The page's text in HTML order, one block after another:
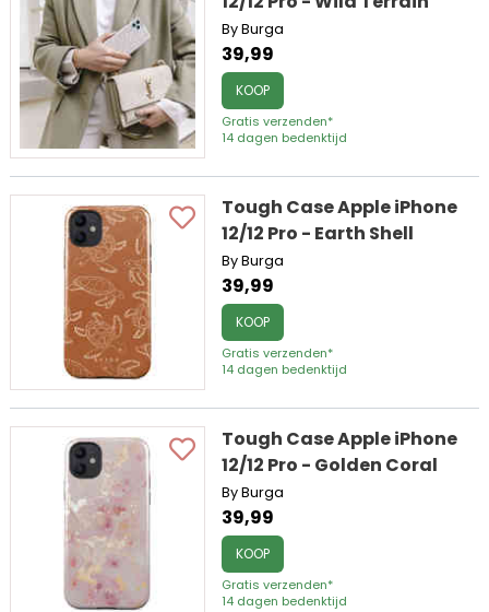
By Burga
39,99
KOOP
Gratis verzenden*
14 dagen bedenktijd
Tough Case Apple iPhone
12/12 Pro - Earth Shell
By Burga
39,99
KOOP
Gratis verzenden*
14 dagen bedenktijd
Tough Case Apple iPhone
12/12 Pro - Golden Coral
By Burga
39,99
KOOP
Gratis verzenden*
14 dagen bedenktijd